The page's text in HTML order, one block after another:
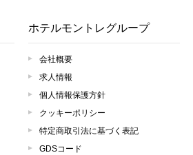
ホテルモントレグループ
会社概要
求人情報
個人情報保護方針
クッキーポリシー
特定商取引法に基づく表記
GDSコード